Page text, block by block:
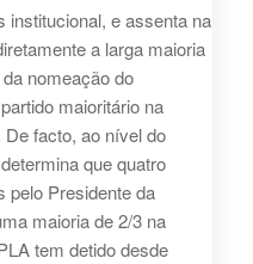
institucional, e assenta na
a larga maioria
nomeação do
maioritário na
facto, ao nível do
que quatro
pelo Presidente da
maioria de 2/3 na
tem detido desde